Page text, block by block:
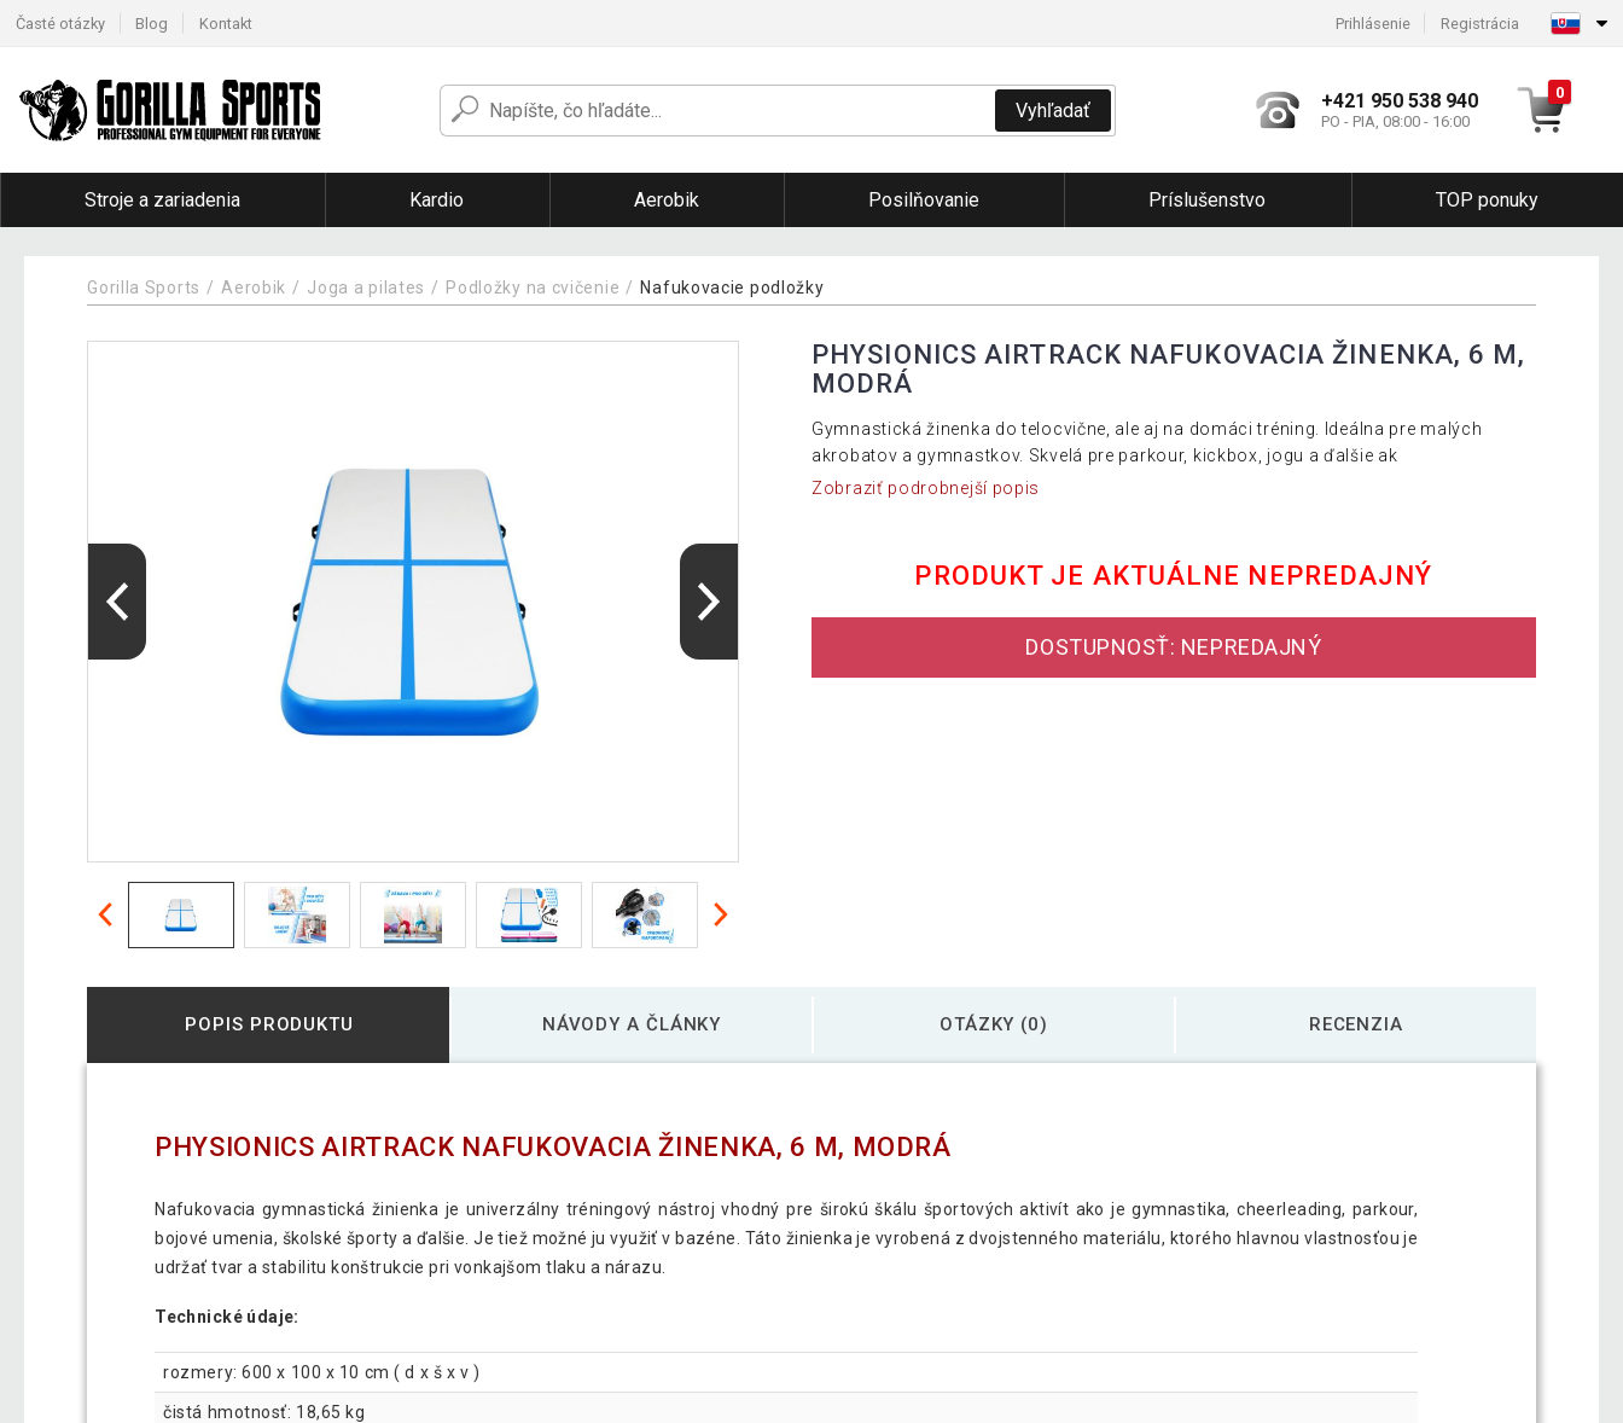
Časté otázky Blog Kontakt Prihlásenie Registrácia
Vyhľadať +421 950 538 940
PO - PIA, 08:00 - 16:00
0
Stroje a zariadenia Kardio Aerobik Posilňovanie Príslušenstvo TOP ponuky
Gorilla Sports Aerobik Joga a pilates Podložky na cvičenie Nafukovacie podložky
PHYSIONICS AIRTRACK NAFUKOVACIA ŽINENKA, 6 M,
MODRÁ
Gymnastická žinenka do telocvične, ale aj na domáci tréning. Ideálna pre malých
akrobatov a gymnastkov. Skvelá pre parkour, kickbox, jogu a ďalšie ak
Zobraziť podrobnejší popis
PRODUKT JE AKTUÁLNE NEPREDAJNÝ
DOSTUPNOSŤ: NEPREDAJNÝ
POPIS PRODUKTU NÁVODY A ČLÁNKY OTÁZKY (0) RECENZIA
PHYSIONICS AIRTRACK NAFUKOVACIA ŽINENKA, 6 M, MODRÁ
Nafukovacia gymnastická žinienka je univerzálny tréningový nástroj vhodný pre širokú škálu športových aktivít ako je gymnastika, cheerleading, parkour,
bojové umenia, školské športy a ďalšie. Je tiež možné ju využiť v bazéne. Táto žinienka je vyrobená z dvojstenného materiálu, ktorého hlavnou vlastnosťou je
udržať tvar a stabilitu konštrukcie pri vonkajšom tlaku a nárazu.
Technické údaje:
rozmery: 600 x 100 x 10 cm ( d x š x v )
čistá hmotnosť: 18,65 kg